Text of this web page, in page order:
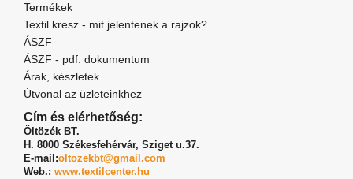
Termékek
Textil kresz - mit jelentenek a rajzok?
ÁSZF
ÁSZF - pdf. dokumentum
Árak, készletek
Útvonal az üzleteinkhez
Cím és elérhetőség:
Öltözék BT.
H. 8000 Székesfehérvár, Sziget u.37.
E-mail:oltozekbt@gmail.com
Web.: www.textilcenter.hu